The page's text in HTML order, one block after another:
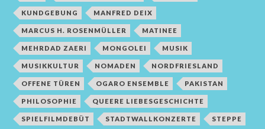
KUNDGEBUNG MANFRED DEIX
MARCUS H. ROSENMÜLLER MATINEE
MEHRDAD ZAERI MONGOLEI MUSIK
MUSIKKULTUR NOMADEN NORDFRIESLAND
OFFENE TÜREN OGARO ENSEMBLE PAKISTAN
PHILOSOPHIE QUEERE LIEBESGESCHICHTE
SPIELFILMDEBÜT STADTWALLKONZERTE STEPPE